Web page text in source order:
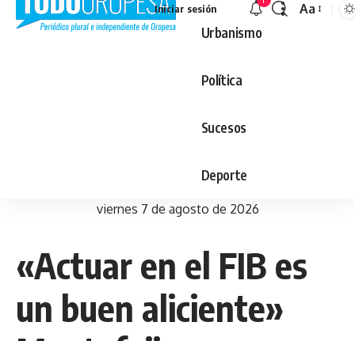
Urbanismo
Política
Sucesos
Deporte
Iniciar sesión Aa
viernes 7 de agosto de 2026
«Actuar en el FIB es
un buen aliciente»